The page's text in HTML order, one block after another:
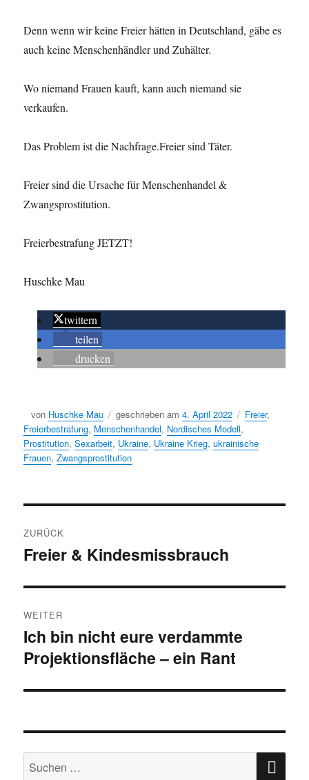
Denn wenn wir keine Freier hätten in Deutschland, gäbe es
auch keine Menschenhändler und Zuhälter.
Wo niemand Frauen kauft, kann auch niemand sie
verkaufen.
Das Problem ist die Nachfrage.Freier sind Täter.
Freier sind die Ursache für Menschenhandel &
Zwangsprostitution.
Freierbestrafung JETZT!
Huschke Mau
twittern
teilen
drucken
Autor
von Huschke Mau geschrieben amVeröffentlicht
am
4. April 2022 Schlagwörter
Freier,
Freierbestrafung, Menschenhandel, Nordisches Modell,
Prostitution,Sexarbeit, Ukraine, Ukraine Krieg,ukrainische
Frauen,Zwangsprostitution
Navigation
ZURÜCK
Vorheriger
Freier & Kindesmissbrauch
WEITER
Nächster
Beitrag:
Ich bin nicht eure verdammte
Projektionsfläche – ein Rant
Suche